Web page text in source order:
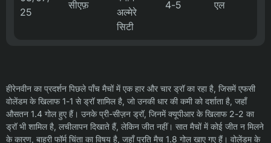
25
सीएफ़
अल्मेरे
सिटी
4-5 एल
हीरेनवीन का प्रदर्शन पिछले पाँच मैचों में एक हार और चार ड्रॉ का रहा है, जिसमें एफसी
वोलेंडम के खिलाफ 1-1 से ड्रॉ शामिल है, जो उनकी धार की कमी को दर्शाता है, जहाँ
औसतन 1.4 गोल हुए हैं। उनके प्री-सीज़न ड्रॉ, जिनमें क्यूपीआर के खिलाफ 2-2 का
ड्रॉ भी शामिल है, लचीलापन दिखाते हैं, लेकिन जीत नहीं। सात मैचों में कोई जीत न मिलने
के कारण, बाहरी फॉर्म चिंता का विषय है, जहाँ प्रति मैच 1.8 गोल खाए गए हैं। वोलेंडम के